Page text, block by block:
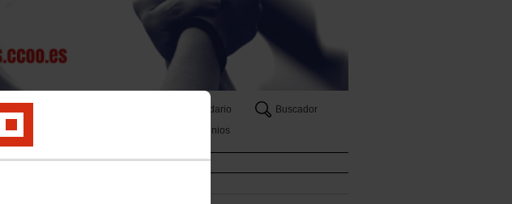
Calendario
Buscador
Convenios
Convenios Documentos
Publicaciones